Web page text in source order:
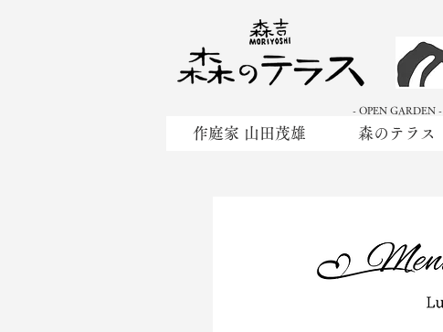
- OPEN GARDEN -
作庭家 山田茂雄 森のテラス